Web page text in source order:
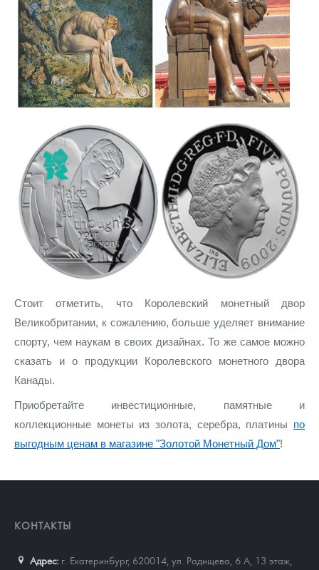
Стоит отметить, что Королевский монетный двор
Великобритании, к сожалению, больше уделяет внимание
спорту, чем наукам в своих дизайнах. То же самое можно
сказать и о продукции Королевского монетного двора
Канады.
Приобретайте инвестиционные, памятные и
коллекционные монеты из золота, серебра, платины по
выгодным ценам в магазине "Золотой Монетный Дом"!
КОНТАКТЫ
Адрес: г. Екатеринбург, 620014 ул. Радищева, 6 А, 13 этаж,